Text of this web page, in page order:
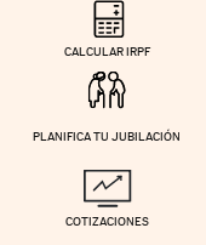
CALCULAR IRPF
PLANIFICA TU JUBILACIÓN
COTIZACIONES